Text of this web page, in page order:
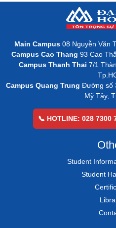
Main Campus 08 Nguyễn Văn
Campus Cao Thang 93 Cao
Campus Thanh Thai 7/1
Campus Quang Trung Đường số
Mỹ Tây,
📞 HOTLINE: 028 7300
Student
Student